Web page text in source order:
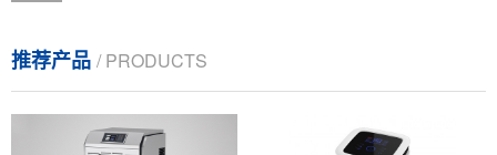
推荐产品 / PRODUCTS